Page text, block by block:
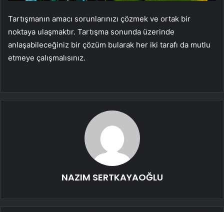
Tartışmanın amacı sorunlarınızı çözmek ve ortak bir
noktaya ulaşmaktır. Tartışma sonunda üzerinde
anlaşabileceğiniz bir çözüm bularak her iki tarafı da mutlu
etmeye çalışmalısınız.
NAZIM SERTKAYAOĞLU